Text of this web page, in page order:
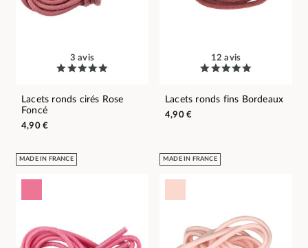
3 avis
Lacets ronds cirés Rose
Foncé
4,90 €
12 avis
Lacets ronds fins Bordeaux
4,90 €
MADE IN FRANCE MADE IN FRANCE